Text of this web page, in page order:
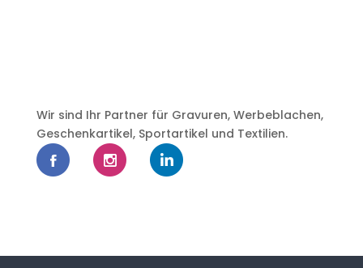
Wir sind Ihr Partner für Gravuren, Werbeblachen,
Geschenkartikel, Sportartikel und Textilien.